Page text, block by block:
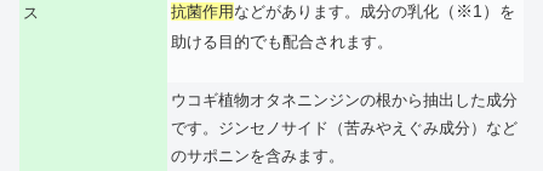
ス
抗菌作用 などがあります。成分の乳化 （※1） を
助ける目的でも配合されます。
ウコギ植物オタネニンジンの根から抽出した成分
です。ジンセノサイド（苦みやえぐみ成分）など
のサポニンを含みます。